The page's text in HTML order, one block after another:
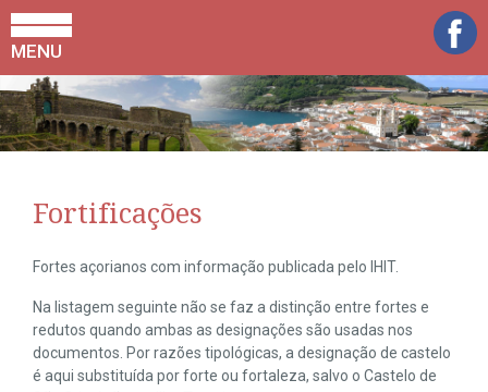
MENU
Fortificações
Fortes açorianos com informação publicada pelo IHIT.
Na listagem seguinte não se faz a distinção entre fortes e
redutos quando ambas as designações são usadas nos
documentos. Por razões tipológicas, a designação de castelo
é aqui substituída por forte ou fortaleza, salvo o Castelo de